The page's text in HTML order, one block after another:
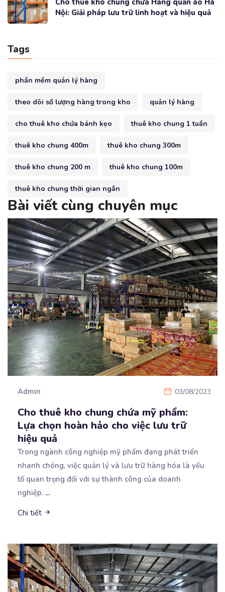
Nội: Giải pháp lưu trữ linh hoạt và hiệu quả
Tags
phần mềm quản lý hàng
theo dõi số lượng hàng trong kho quản lý hàng
cho thuê kho chứa bánh kẹo thuê kho chung 1 tuần
thuê kho chung 400m thuê kho chung 300m
thuê kho chung 200 m thuê kho chung 100m
thuê kho chung thời gian ngắn
Bài viết cùng chuyên mục
Admin 03/08/2023
Cho thuê kho chung chứa mỹ phẩm:
Lựa chọn hoàn hảo cho việc lưu trữ
hiệu quả
Trong ngành công nghiệp mỹ phẩm đang phát triển
nhanh chóng, việc quản lý và lưu trữ hàng hóa là yếu
tố quan trọng đối với sự thành công của doanh
nghiệp. ...
Chi tiết